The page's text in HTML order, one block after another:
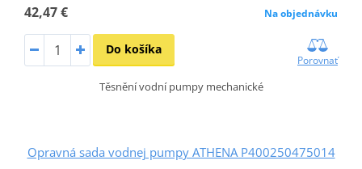
42,47 € Na objednávku
Do košíka
Porovnať
Těsnění vodní pumpy mechanické
Opravná sada vodnej pumpy ATHENA P400250475014